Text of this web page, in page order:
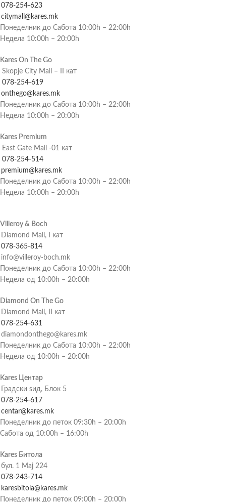
078-254-623
citymall@kares.mk
Понеделник до Сабота 10:00h – 22:00h
Недела 10:00h – 20:00h
Kares On The Go
Skopje City Mall – II кат
078-254-619
onthego@kares.mk
Понеделник до Сабота 10:00h – 22:00h
Недела 10:00h – 20:00h
Kares Premium
East Gate Mall -01 кат
078-254-514
premium@kares.mk
Понеделник до Сабота 10:00h – 22:00h
Недела 10:00h – 20:00h
Villeroy & Boch
Diamond Mall, I кат
078-365-814
info@villeroy-boch.mk
Понеделник до Сабота 10:00h – 22:00h
Недела од 10:00h – 20:00h
Diamond On The Go
Diamond Mall, II кат
078-254-631
diamondonthego@kares.mk
Понеделник до Сабота 10:00h – 22:00h
Недела од 10:00h – 20:00h
Kares Центар
Градски ѕид, Блок 5
078-254-617
centar@kares.mk
Понеделник до петок 09:30h – 20:00h
Сабота од 10:00h – 16:00h
Kares Битола
бул. 1 Мај 224
078-243-714
karesbitola@kares.mk
Понеделник до петок 09:00h – 20:00h